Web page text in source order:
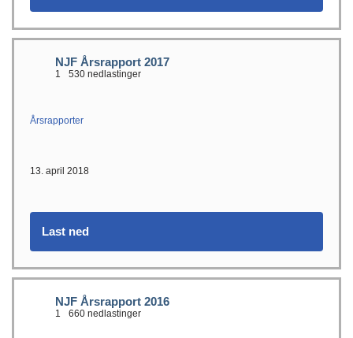
NJF Årsrapport 2017
1 530 nedlastinger
Årsrapporter
13. april 2018
Last ned
NJF Årsrapport 2016
1 660 nedlastinger